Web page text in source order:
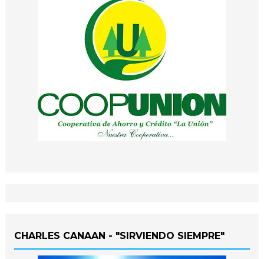
CHARLES CANAAN - "SIRVIENDO SIEMPRE"